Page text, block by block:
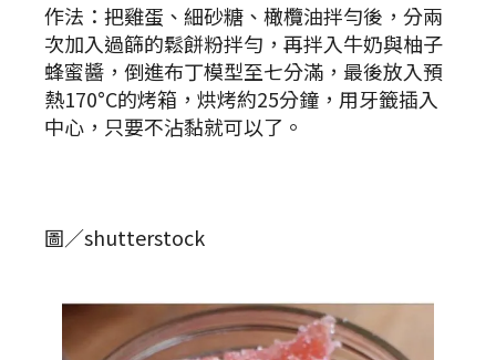
作法：把雞蛋、細砂糖、橄欖油拌勻後，分兩
次加入過篩的鬆餅粉拌勻，再拌入牛奶與柚子
蜂蜜醬，倒進布丁模型至七分滿，最後放入預
熱170°C的烤箱，烘烤約25分鐘，用牙籤插入
中心，只要不沾黏就可以了。
圖／shutterstock